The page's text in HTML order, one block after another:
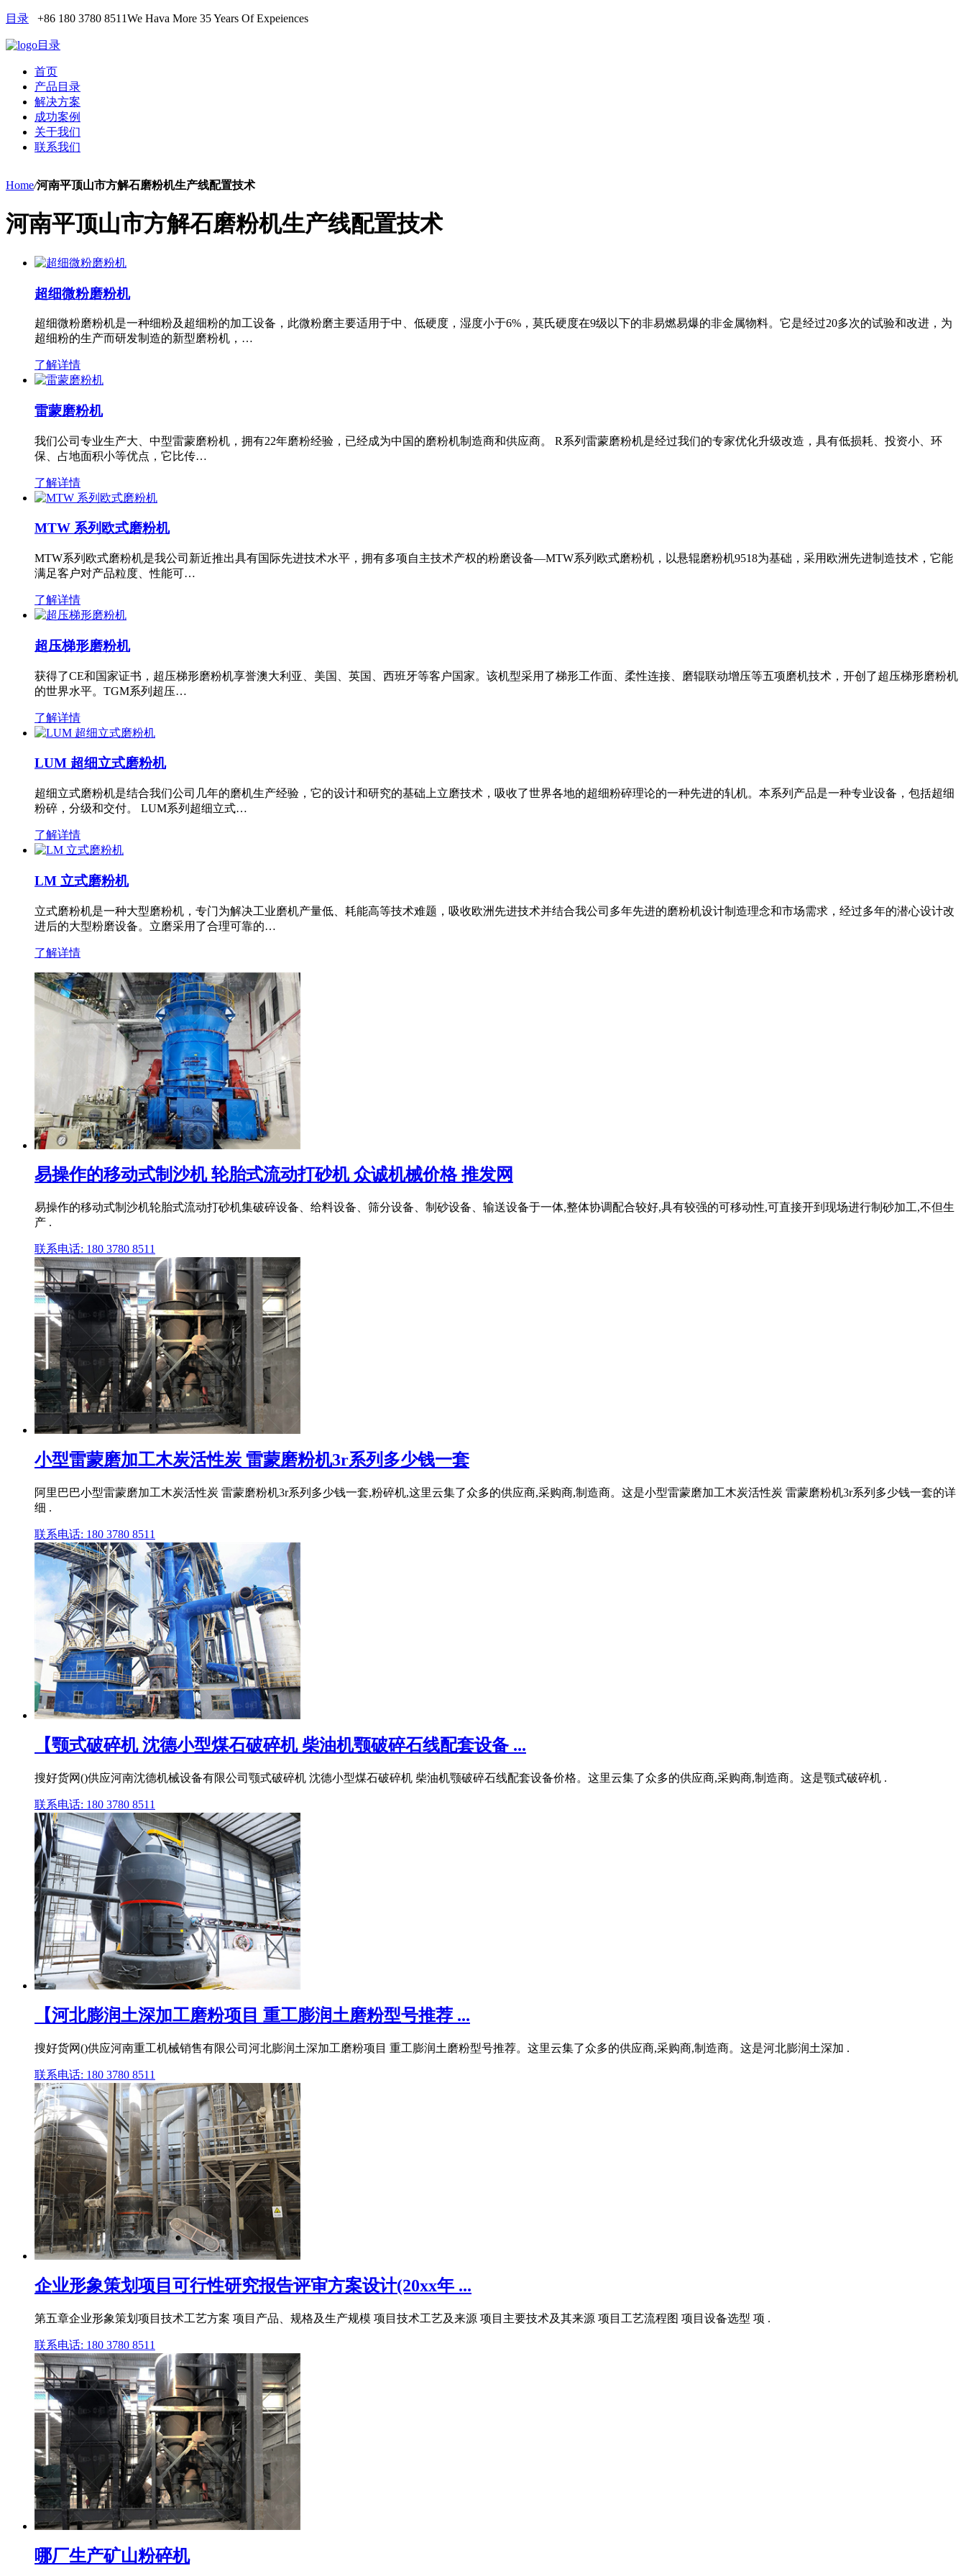
目录 +86 180 3780 8511We Hava More 35 Years Of Expeiences
目录
首页
产品目录
解决方案
成功案例
关于我们
联系我们
Home/河南平顶山市方解石磨粉机生产线配置技术
河南平顶山市方解石磨粉机生产线配置技术
超细微粉磨粉机
超细微粉磨粉机是一种细粉及超细粉的加工设备，此微粉磨主要适用于中、低硬度，湿度小于6%，莫氏硬度在9级以下的非易燃易爆的非金属物料。它是经过20多次的试验和改进，为
超细粉的生产而研发制造的新型磨粉机，…
了解详情
雷蒙磨粉机
我们公司专业生产大、中型雷蒙磨粉机，拥有22年磨粉经验，已经成为中国的磨粉机制造商和供应商。 R系列雷蒙磨粉机是经过我们的专家优化升级改造，具有低损耗、投资小、环
保、占地面积小等优点，它比传…
了解详情
MTW 系列欧式磨粉机
MTW系列欧式磨粉机是我公司新近推出具有国际先进技术水平，拥有多项自主技术产权的粉磨设备—MTW系列欧式磨粉机，以悬辊磨粉机9518为基础，采用欧洲先进制造技术，它能
满足客户对产品粒度、性能可…
了解详情
超压梯形磨粉机
获得了CE和国家证书，超压梯形磨粉机享誉澳大利亚、美国、英国、西班牙等客户国家。该机型采用了梯形工作面、柔性连接、磨辊联动增压等五项磨机技术，开创了超压梯形磨粉机
的世界水平。TGM系列超压…
了解详情
LUM 超细立式磨粉机
超细立式磨粉机是结合我们公司几年的磨机生产经验，它的设计和研究的基础上立磨技术，吸收了世界各地的超细粉碎理论的一种先进的轧机。本系列产品是一种专业设备，包括超细
粉碎，分级和交付。 LUM系列超细立式…
了解详情
LM 立式磨粉机
立式磨粉机是一种大型磨粉机，专门为解决工业磨机产量低、耗能高等技术难题，吸收欧洲先进技术并结合我公司多年先进的磨粉机设计制造理念和市场需求，经过多年的潜心设计改
进后的大型粉磨设备。立磨采用了合理可靠的…
了解详情
易操作的移动式制沙机 轮胎式流动打砂机 众诚机械价格 推发网
易操作的移动式制沙机轮胎式流动打砂机集破碎设备、给料设备、筛分设备、制砂设备、输送设备于一体,整体协调配合较好,具有较强的可移动性,可直接开到现场进行制砂加工,不但生
产 .
联系电话: 180 3780 8511
小型雷蒙磨加工木炭活性炭 雷蒙磨粉机3r系列多少钱一套
阿里巴巴小型雷蒙磨加工木炭活性炭 雷蒙磨粉机3r系列多少钱一套,粉碎机,这里云集了众多的供应商,采购商,制造商。这是小型雷蒙磨加工木炭活性炭 雷蒙磨粉机3r系列多少钱一套的详
细 .
联系电话: 180 3780 8511
【颚式破碎机 沈德小型煤石破碎机 柴油机颚破碎石线配套设备 ...
搜好货网()供应河南沈德机械设备有限公司颚式破碎机 沈德小型煤石破碎机 柴油机颚破碎石线配套设备价格。这里云集了众多的供应商,采购商,制造商。这是颚式破碎机 .
联系电话: 180 3780 8511
【河北膨润土深加工磨粉项目 重工膨润土磨粉型号推荐 ...
搜好货网()供应河南重工机械销售有限公司河北膨润土深加工磨粉项目 重工膨润土磨粉型号推荐。这里云集了众多的供应商,采购商,制造商。这是河北膨润土深加 .
联系电话: 180 3780 8511
企业形象策划项目可行性研究报告评审方案设计(20xx年 ...
第五章企业形象策划项目技术工艺方案 项目产品、规格及生产规模 项目技术工艺及来源 项目主要技术及其来源 项目工艺流程图 项目设备选型 项 .
联系电话: 180 3780 8511
哪厂生产矿山粉碎机